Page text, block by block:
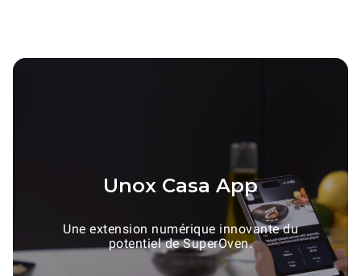
Unox Casa App
Une extension numérique innovante du
potentiel de SuperOven.